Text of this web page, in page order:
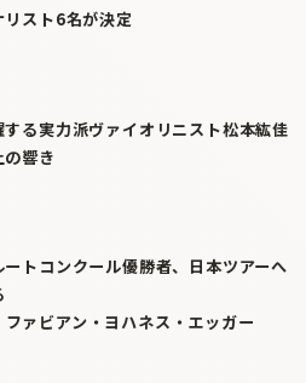
リスト6名が決定
する実力派ヴァイオリニスト松本紘佳
響き
トコンクール優勝者、日本ツアーへ
ァビアン・ヨハネス・エッガー